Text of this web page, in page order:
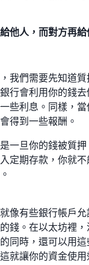
他人，而對方再給
我們需要先知道質
行會利用你的錢去
些利息。同樣，當
得到一些報酬。
是一旦你的錢被質
定期存款，你就不
像有些銀行帳戶允
錢。在以太坊裡，
同時，還可以用這
就讓你的資金使用